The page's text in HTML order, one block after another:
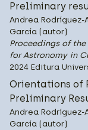
Preliminary
Andrea
García (autor)
Proceedings of
for Astronomy in
2024 Editura
Orientations of
Preliminary
Andrea
García (autor)